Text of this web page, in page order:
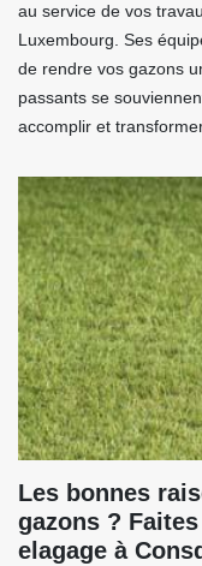
au service de vos
Luxembourg. Ses
de rendre vos gazons
passants se
accomplir et
Les bonnes
gazons ?
elagage à